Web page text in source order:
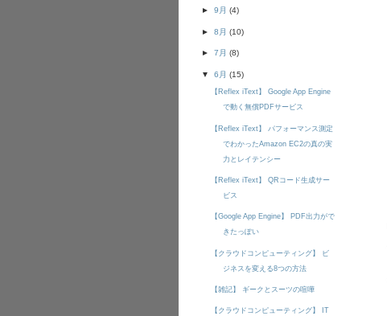
► 9月 (4)
► 8月 (10)
► 7月 (8)
▼ 6月 (15)
【Reflex iText】 Google App Engine
で動く無償PDFサービス
【Reflex iText】 パフォーマンス測定
でわかったAmazon EC2の真の実
力とレイテンシー
【Reflex iText】 QRコード生成サー
ビス
【Google App Engine】 PDF出力がで
きたっぽい
【クラウドコンピューティング】 ビ
ジネスを変える8つの方法
【雑記】 ギークとスーツの喧嘩
【クラウドコンピューティング】 IT